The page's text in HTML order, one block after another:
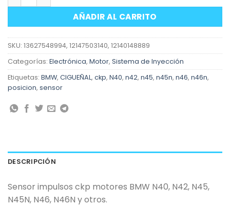
AÑADIR AL CARRITO
SKU: 13627548994, 12147503140, 12140148889
Categorías: Electrónica, Motor, Sistema de Inyección
Etiquetas: BMW, CIGUEÑAL, ckp, N40, n42, n45, n45n, n46, n46n,
posicion, sensor
DESCRIPCIÓN
Sensor impulsos ckp motores BMW N40, N42, N45,
N45N, N46, N46N y otros.